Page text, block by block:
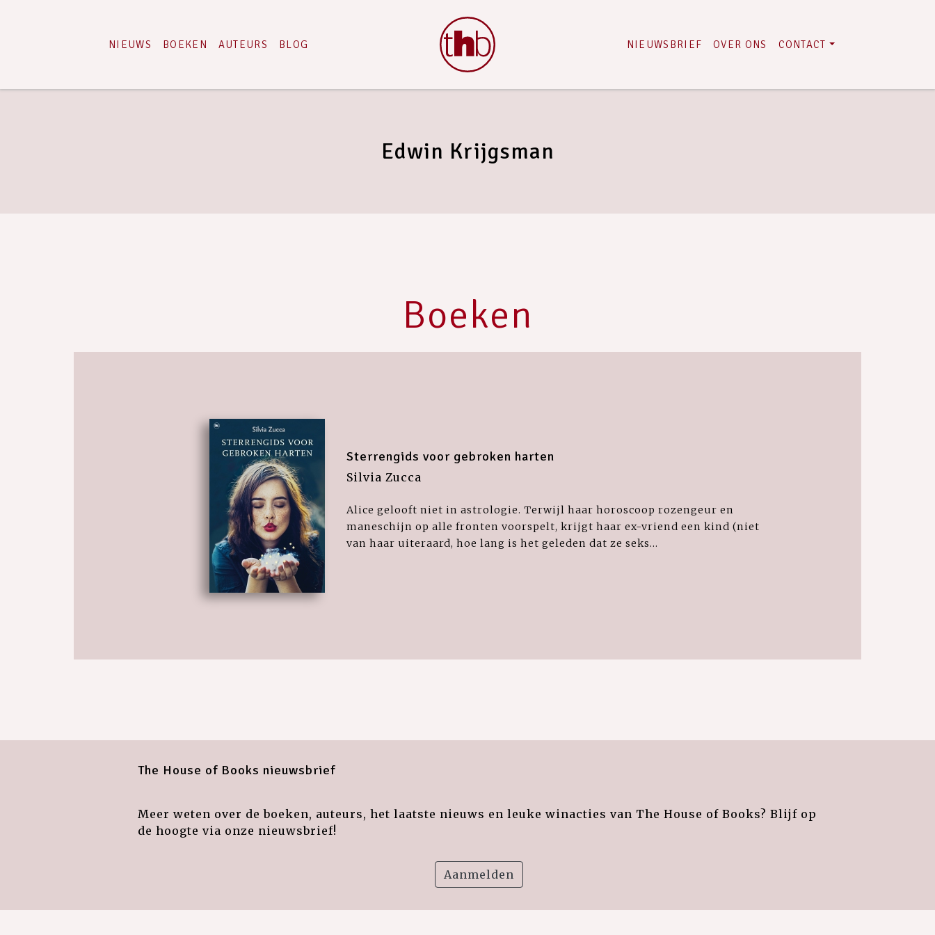
NIEUWS BOEKEN AUTEURS BLOG NIEUWSBRIEF OVER ONS CONTACT
Edwin Krijgsman
Boeken
Sterrengids voor gebroken harten
Silvia Zucca
Alice gelooft niet in astrologie. Terwijl haar horoscoop rozengeur en
maneschijn op alle fronten voorspelt, krijgt haar ex-vriend een kind (niet
van haar uiteraard, hoe lang is het geleden dat ze seks...
The House of Books nieuwsbrief
Meer weten over de boeken, auteurs, het laatste nieuws en leuke winacties van The House of Books? Blijf op
de hoogte via onze nieuwsbrief!
Aanmelden